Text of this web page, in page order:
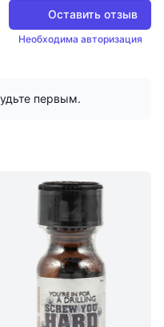
Оставить отзыв
Необходима авторизация
первым.